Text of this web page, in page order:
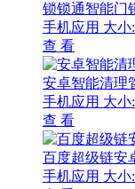
锁锁通智能门
手机应用 大小
查 看
安卓智能清理
手机应用 大小
查 看
百度超级链安
手机应用 大小